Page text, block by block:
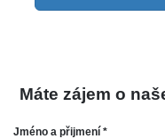
Máte zájem o
Jméno a přijmení *